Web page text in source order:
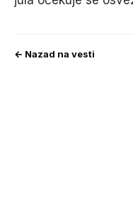
← Nazad na vesti